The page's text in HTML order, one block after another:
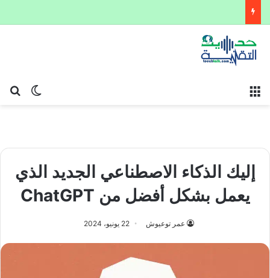
الوضع
إليك الذكاء الاصطناعي الجديد الذي
يعمل بشكل أفضل من ChatGPT
عمر توعيوش 22 يونيو، 2024